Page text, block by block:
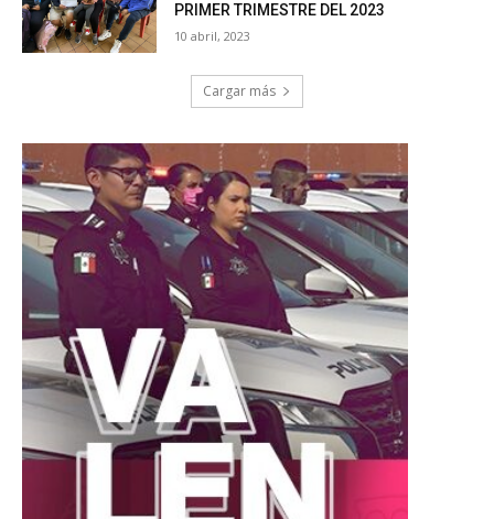
PRIMER TRIMESTRE DEL 2023
10 abril, 2023
Cargar más